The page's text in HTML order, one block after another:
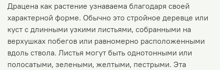
Драцена как растение узнаваема благодаря своей
характерной форме. Обычно это стройное деревце или
куст с длинными узкими листьями, собранными на
верхушках побегов или равномерно расположенными
вдоль ствола. Листья могут быть однотонными или
полосатыми, зелеными, желтыми, пестрыми. Эта